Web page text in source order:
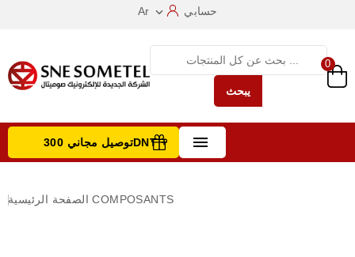
Ar  حسابي
يبحث
0
 توصيل مجاني 300DNT +
الصفحة الرئيسية COMPOSANTS